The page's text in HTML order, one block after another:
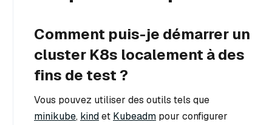
Comment puis-je démarrer un
cluster K8s localement à des
fins de test ?
Vous pouvez utiliser des outils tels que
minikube, kindet Kubeadm pour configurer